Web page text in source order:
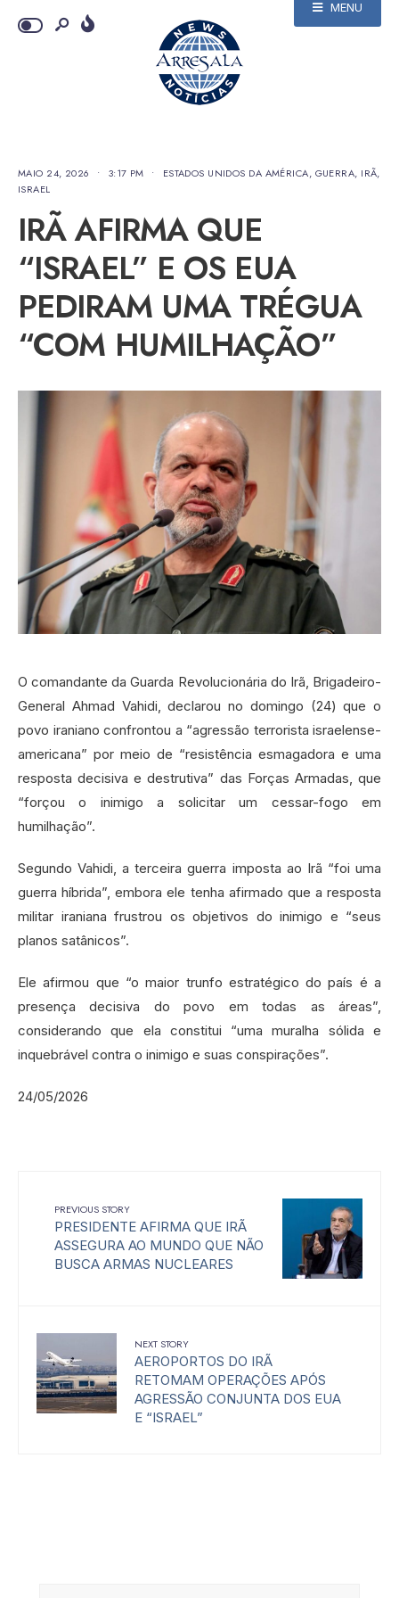
MENU
MAIO 24, 2026 • 3:17 PM • ESTADOS UNIDOS DA AMÉRICA, GUERRA, IRÃ,
ISRAEL
IRÃ AFIRMA QUE
“ISRAEL” E OS EUA
PEDIRAM UMA TRÉGUA
“COM HUMILHAÇÃO”
O comandante da Guarda Revolucionária do Irã, Brigadeiro-
General Ahmad Vahidi, declarou no domingo (24) que o
povo iraniano confrontou a “agressão terrorista israelense-
americana” por meio de “resistência esmagadora e uma
resposta decisiva e destrutiva” das Forças Armadas, que
“forçou o inimigo a solicitar um cessar-fogo em
humilhação”.
Segundo Vahidi, a terceira guerra imposta ao Irã “foi uma
guerra híbrida”, embora ele tenha afirmado que a resposta
militar iraniana frustrou os objetivos do inimigo e “seus
planos satânicos”.
Ele afirmou que “o maior trunfo estratégico do país é a
presença decisiva do povo em todas as áreas”,
considerando que ela constitui “uma muralha sólida e
inquebrável contra o inimigo e suas conspirações”.
24/05/2026
PREVIOUS STORY
PRESIDENTE AFIRMA QUE IRÃ
ASSEGURA AO MUNDO QUE NÃO
BUSCA ARMAS NUCLEARES
NEXT STORY
AEROPORTOS DO IRÃ
RETOMAM OPERAÇÕES APÓS
AGRESSÃO CONJUNTA DOS EUA
E “ISRAEL”